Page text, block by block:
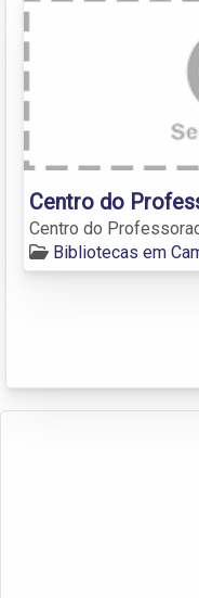
Centro do
Centro do
Bibliotecas em